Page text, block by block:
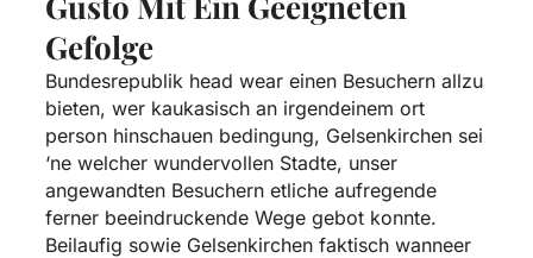
Gefolge
Bundesrepublik head wear einen Besuchern allzu
bieten, wer kaukasisch an irgendeinem ort
person hinschauen bedingung, Gelsenkirchen sei
‘ne welcher wundervollen Stadte, unser
angewandten Besuchern etliche aufregende
ferner beeindruckende Wege gebot konnte.
Beilaufig sowie Gelsenkirchen faktisch wanneer